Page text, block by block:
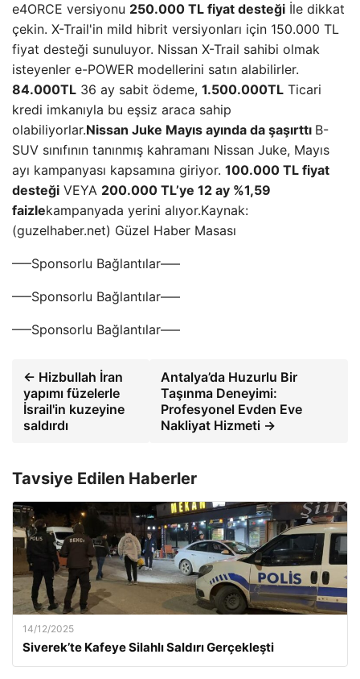
e4ORCE versiyonu 250.000 TL fiyat desteği İle dikkat
çekin. X-Trail'in mild hibrit versiyonları için 150.000 TL
fiyat desteği sunuluyor. Nissan X-Trail sahibi olmak
isteyenler e-POWER modellerini satın alabilirler.
84.000TL 36 ay sabit ödeme, 1.500.000TL Ticari
kredi imkanıyla bu eşsiz araca sahip
olabiliyorlar.Nissan Juke Mayıs ayında da şaşırttı B-
SUV sınıfının tanınmış kahramanı Nissan Juke, Mayıs
ayı kampanyası kapsamına giriyor. 100.000 TL fiyat
desteği VEYA 200.000 TL’ye 12 ay %1,59
faizlekampanyada yerini alıyor.Kaynak:
(guzelhaber.net) Güzel Haber Masası
—–Sponsorlu Bağlantılar—–
—–Sponsorlu Bağlantılar—–
—–Sponsorlu Bağlantılar—–
← Hizbullah İran
yapımı füzelerle
İsrail'in kuzeyine
saldırdı
Antalya’da Huzurlu Bir
Taşınma Deneyimi:
Profesyonel Evden Eve
Nakliyat Hizmeti →
Tavsiye Edilen Haberler
14/12/2025
Siverek’te Kafeye Silahlı Saldırı Gerçekleşti